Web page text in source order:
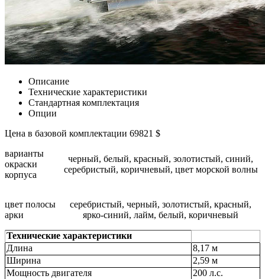
Описание
Технические характеристики
Стандартная комплектация
Опции
Цена в базовой комплектации 69821 $
варианты
окраски
корпуса
черный, белый, красный, золотистый, синий,
серебристый, коричневый, цвет морской волны
цвет полосы
арки
серебристый, черный, золотистый, красный,
ярко-синий, лайм, белый, коричневый
Технические характеристики
Длина
8,17 м
Ширина
2,59 м
Mощность двигателя
200 л.с.